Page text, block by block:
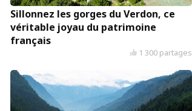
Sillonnez les gorges du Verdon, ce
véritable joyau du patrimoine
français
1 300 partages